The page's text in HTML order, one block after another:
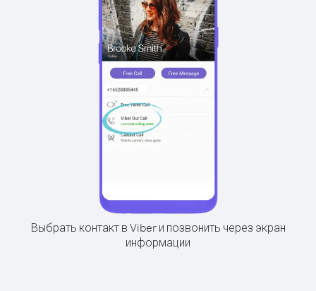
Выбрать контакт в Viber и позвонить через экран
информации